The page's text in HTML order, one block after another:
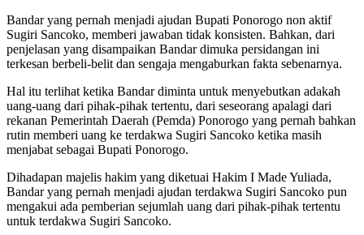
Bandar yang pernah menjadi ajudan Bupati Ponorogo non aktif
Sugiri Sancoko, memberi jawaban tidak konsisten. Bahkan, dari
penjelasan yang disampaikan Bandar dimuka persidangan ini
terkesan berbeli-belit dan sengaja mengaburkan fakta sebenarnya.
Hal itu terlihat ketika Bandar diminta untuk menyebutkan adakah
uang-uang dari pihak-pihak tertentu, dari seseorang apalagi dari
rekanan Pemerintah Daerah (Pemda) Ponorogo yang pernah bahkan
rutin memberi uang ke terdakwa Sugiri Sancoko ketika masih
menjabat sebagai Bupati Ponorogo.
Dihadapan majelis hakim yang diketuai Hakim I Made Yuliada,
Bandar yang pernah menjadi ajudan terdakwa Sugiri Sancoko pun
mengakui ada pemberian sejumlah uang dari pihak-pihak tertentu
untuk terdakwa Sugiri Sancoko.